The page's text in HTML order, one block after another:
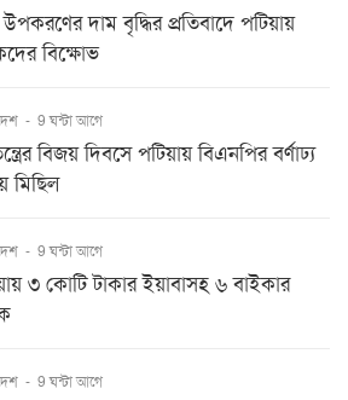
দাম বৃদ্ধির প্রতিবাদে পটিয়ায়
বিক্ষোভ
- 9 ঘন্টা আগে
বিজয় দিবসে পটিয়ায় বিএনপির বর্ণাঢ্য
মিছিল
- 9 ঘন্টা আগে
৩ কোটি টাকার ইয়াবাসহ ৬ বাইকার
- 9 ঘন্টা আগে